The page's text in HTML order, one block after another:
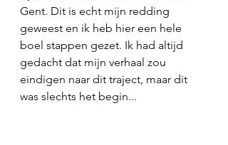
Gent. Dit is echt mijn redding
geweest en ik heb hier een hele
boel stappen gezet. Ik had altijd
gedacht dat mijn verhaal zou
eindigen naar dit traject, maar dit
was slechts het begin...